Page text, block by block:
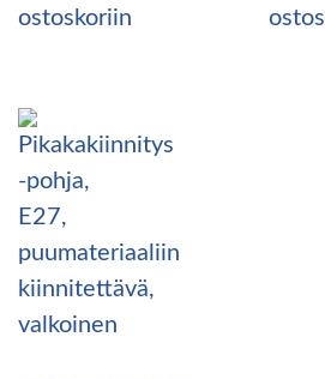
ostoskoriin